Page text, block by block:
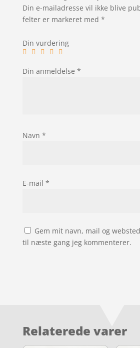
Din e-mailadresse vil ikke blive
felter er markeret med *
Din vurdering
Din anmeldelse *
Navn *
E-mail *
Gem mit navn, mail og
til næste gang jeg kommenterer.
Relaterede varer